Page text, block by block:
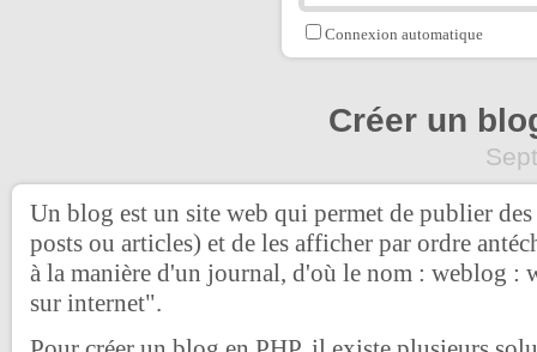
Connexion automatique
Créer un
Un blog est un site web qui permet de publier
posts ou articles) et de les afficher par ordre
à la manière d'un journal, d'où le nom : weblog :
sur internet".